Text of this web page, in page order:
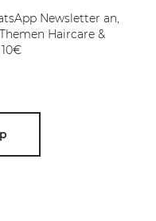
Newsletter an,
Haircare &